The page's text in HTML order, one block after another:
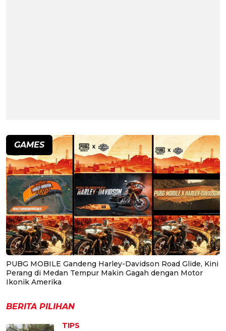
GAMES
PUBG MOBILE Gandeng Harley-Davidson Road Glide, Kini
Perang di Medan Tempur Makin Gagah dengan Motor
Ikonik Amerika
BERITA PILIHAN
TIPS